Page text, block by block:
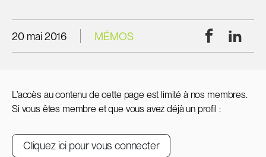
20 mai 2016 MÉMOS Facebook
L’accès au contenu de cette page est limité à nos membres.
Si vous êtes membre et que vous avez déjà un profil :
Cliquez ici pour vous connecter